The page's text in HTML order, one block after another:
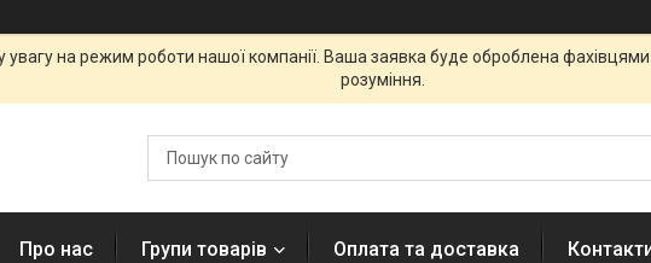
увагу на режим роботи нашої компанії. Ваша заявка буде оброблена
розуміння.
Про нас Групи товарів Оплата та доставка